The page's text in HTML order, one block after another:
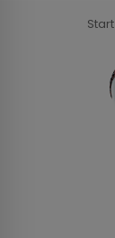
Start